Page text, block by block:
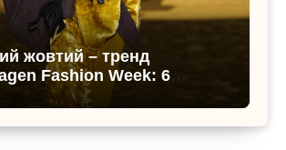
жовтий – тренд
Fashion Week: 6
що переводять літо в